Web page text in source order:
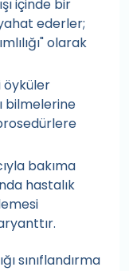
içinde bir
ederler;
olarak
öyküler
bilmelerine
bakıma
hastalık
sınıflandırma